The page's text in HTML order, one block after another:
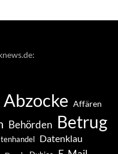
Abzocke Affären
Behörden Betrug
Datenklau